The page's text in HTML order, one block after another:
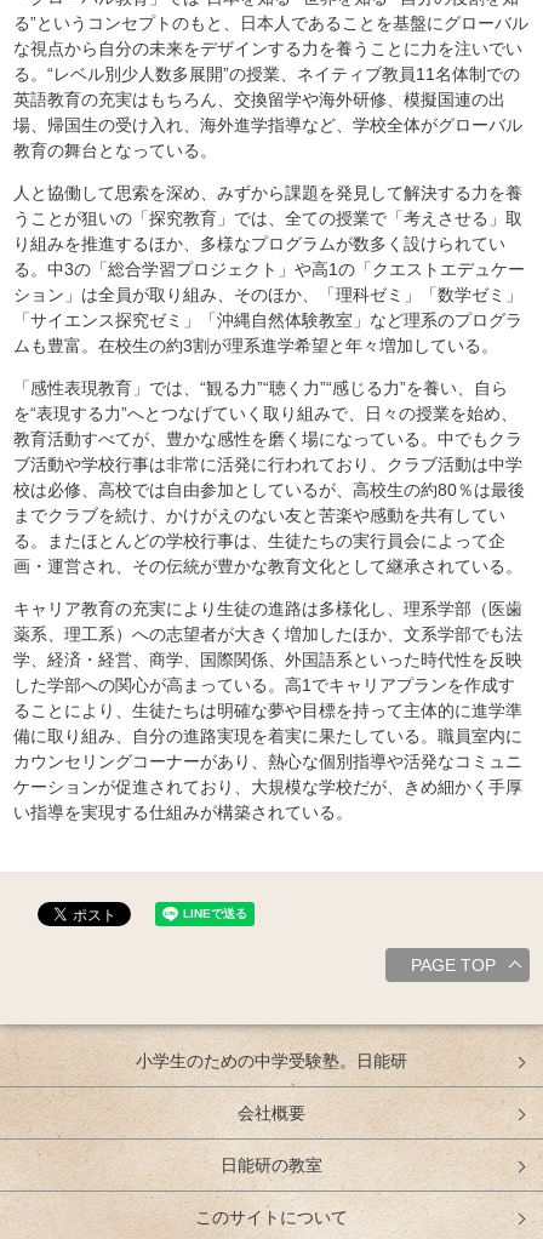
る”というコンセプトのもと、日本人であることを基盤にグローバル
な視点から自分の未来をデザインする力を養うことに力を注いでい
る。“レベル別少人数多展開”の授業、ネイティブ教員11名体制での
英語教育の充実はもちろん、交換留学や海外研修、模擬国連の出
場、帰国生の受け入れ、海外進学指導など、学校全体がグローバル
教育の舞台となっている。
人と協働して思索を深め、みずから課題を発見して解決する力を養
うことが狙いの「探究教育」では、全ての授業で「考えさせる」取
り組みを推進するほか、多様なプログラムが数多く設けられてい
る。中3の「総合学習プロジェクト」や高1の「クエストエデュケー
ション」は全員が取り組み、そのほか、「理科ゼミ」「数学ゼミ」
「サイエンス探究ゼミ」「沖縄自然体験教室」など理系のプログラ
ムも豊富。在校生の約3割が理系進学希望と年々増加している。
「感性表現教育」では、“観る力”“聴く力”“感じる力”を養い、自ら
を“表現する力”へとつなげていく取り組みで、日々の授業を始め、
教育活動すべてが、豊かな感性を磨く場になっている。中でもクラ
ブ活動や学校行事は非常に活発に行われており、クラブ活動は中学
校は必修、高校では自由参加としているが、高校生の約80％は最後
までクラブを続け、かけがえのない友と苦楽や感動を共有してい
る。またほとんどの学校行事は、生徒たちの実行員会によって企
画・運営され、その伝統が豊かな教育文化として継承されている。
キャリア教育の充実により生徒の進路は多様化し、理系学部（医歯
薬系、理工系）への志望者が大きく増加したほか、文系学部でも法
学、経済・経営、商学、国際関係、外国語系といった時代性を反映
した学部への関心が高まっている。高1でキャリアプランを作成す
ることにより、生徒たちは明確な夢や目標を持って主体的に進学準
備に取り組み、自分の進路実現を着実に果たしている。職員室内に
カウンセリングコーナーがあり、熱心な個別指導や活発なコミュニ
ケーションが促進されており、大規模な学校だが、きめ細かく手厚
い指導を実現する仕組みが構築されている。
PAGE TOP
小学生のための中学受験塾。日能研
会社概要
日能研の教室
このサイトについて